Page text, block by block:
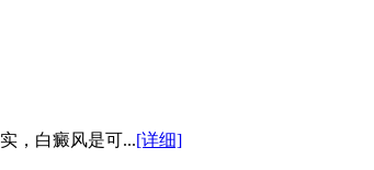
，白癜风是可...[详细]